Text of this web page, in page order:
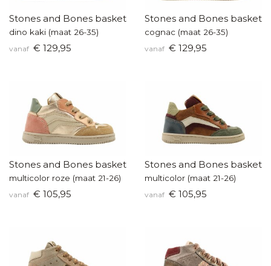
Stones and Bones basketters
dino kaki (maat 26-35)
vanaf € 129,95
Stones and Bones
cognac (maat 26-35)
vanaf € 129,95
Stones and Bones baskettertje
multicolor roze (maat 21-26)
vanaf € 105,95
Stones and Bones
multicolor (maat 21-26)
vanaf € 105,95